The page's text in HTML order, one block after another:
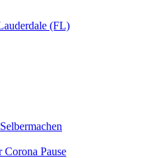
(FL)
Pause